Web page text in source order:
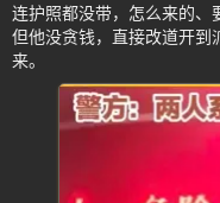
连护照都没带，怎么来的、
但他没贪钱，直接改道开到
来。